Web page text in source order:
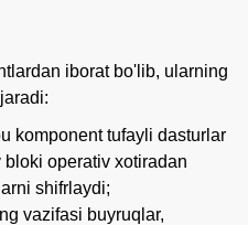
iborat bo'lib, ularning
komponent tufayli dasturlar
operativ xotiradan
shifrlaydi;
vazifasi buyruqlar,